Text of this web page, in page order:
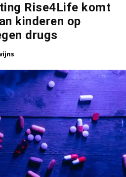
Rise4Life komt
kinderen op
drugs